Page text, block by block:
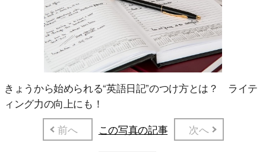
きょうから始められる“英語日記”のつけ方とは？ ライテ
ィング力の向上にも！
前へ
この写真の記事 次へ